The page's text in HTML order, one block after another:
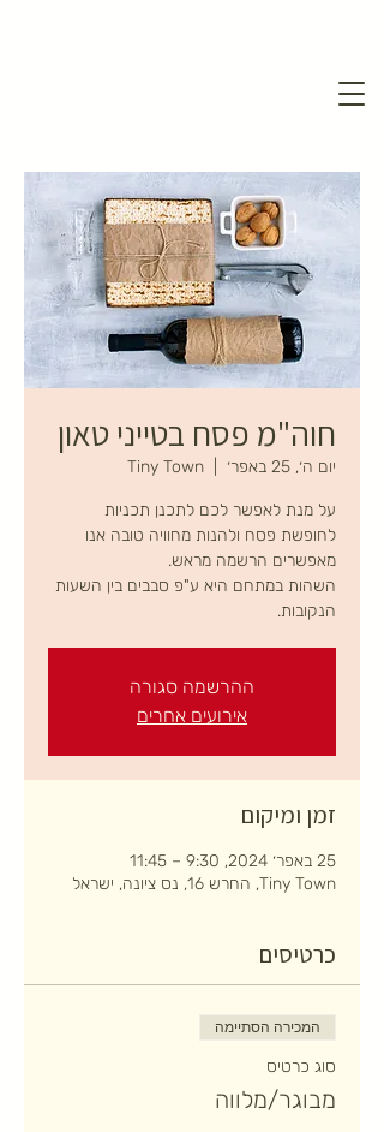
חוה"מ פסח בטייני טאון
יום ה׳, 25 באפר׳ Tiny Town
על מנת לאפשר לכם לתכנן תכניות
לחופשת פסח ולהנות מחוויה טובה אנו
השהות במתחם היא ע"פ סבבים בין השעות
הנקובות.
ההרשמה סגורה
אירועים אחרים
זמן ומיקום
25 באפר׳ 2024, 9:30 – 11:45
Tiny Town, החרש 16, נס ציונה, ישראל
כרטיסים
המכירה הסתיימה
סוג כרטיס
מבוגר/מלווה